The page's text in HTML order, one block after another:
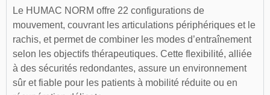
Le HUMAC NORM offre 22 configurations de
mouvement, couvrant les articulations périphériques et le
rachis, et permet de combiner les modes d’entraînement
selon les objectifs thérapeutiques. Cette flexibilité, alliée
à des sécurités redondantes, assure un environnement
sûr et fiable pour les patients à mobilité réduite ou en